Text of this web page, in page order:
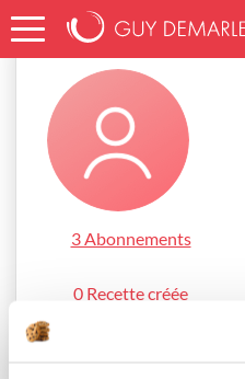
Accueil catherined_b16b
3 Abonnements
0 Recette créée